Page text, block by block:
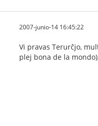
2007-junio-14 16:45:22
Vi pravas Terurĉjo,
plej bona de la